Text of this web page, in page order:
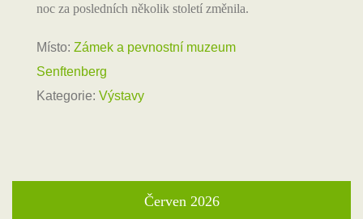
noc za posledních několik století změnila.
Místo: Zámek a pevnostní muzeum
Senftenberg
Kategorie: Výstavy
Červen 2026